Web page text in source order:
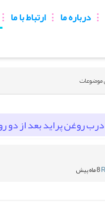
درباره ما ارتباط با ما
موضوعات
روغن پراید بعد از دو
8 ماه پیش